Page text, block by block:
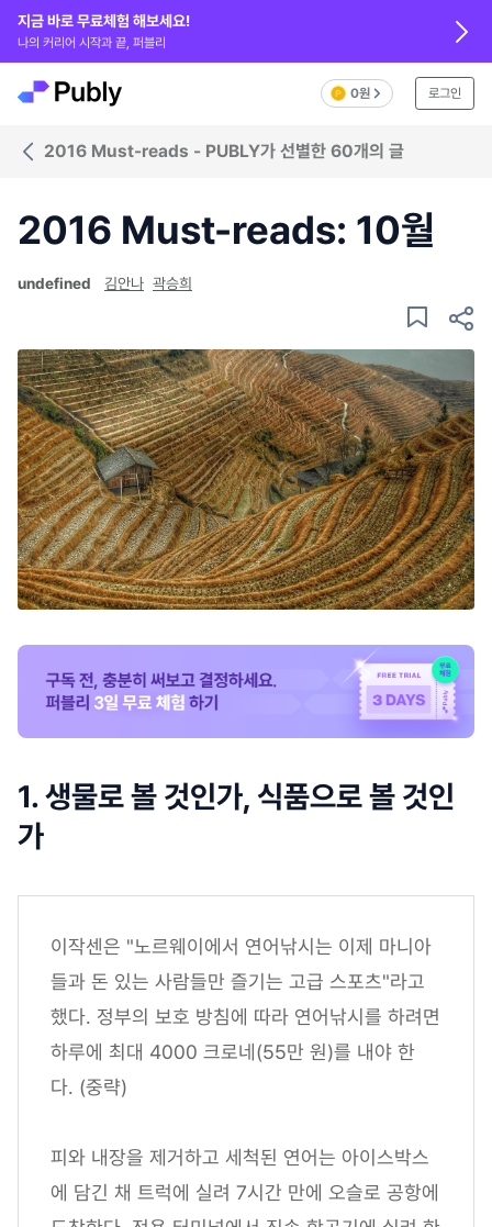
지금 바로 무료체험 해보세요!
나의 커리어 시작과 끝, 퍼블리
0원 로그인
2016 Must-reads - PUBLY가 선별한 60개의 글
2016 Must-reads: 10월
undefined 김안나 곽승희
1. 생물로 볼 것인가, 식품으로 볼 것인
가
이작센은 "노르웨이에서 연어낚시는 이제 마니아
들과 돈 있는 사람들만 즐기는 고급 스포츠"라고
했다. 정부의 보호 방침에 따라 연어낚시를 하려면
하루에 최대 4000 크로네(55만 원)를 내야 한
다. (중략)
피와 내장을 제거하고 세척된 연어는 아이스박스
에 담긴 채 트럭에 실려 7시간 만에 오슬로 공항에